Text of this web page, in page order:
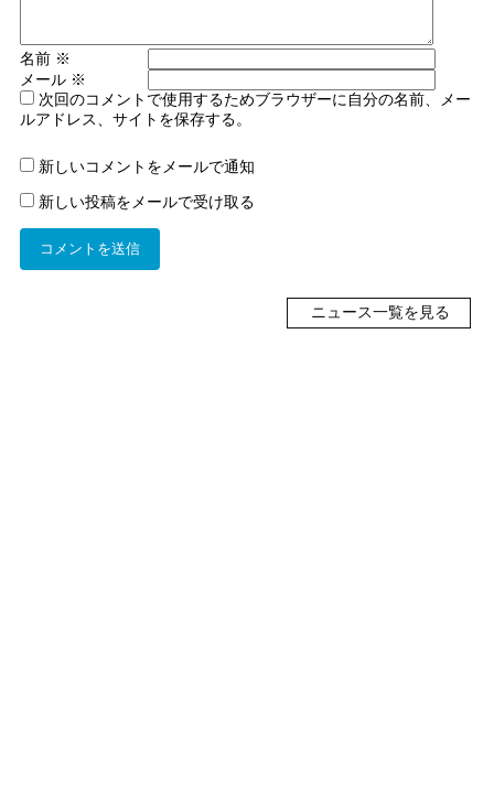
名前 ※
メール ※
次回のコメントで使用するためブラウザーに自分の名前、メー
ルアドレス、サイトを保存する。
新しいコメントをメールで通知
新しい投稿をメールで受け取る
ニュース一覧を見る